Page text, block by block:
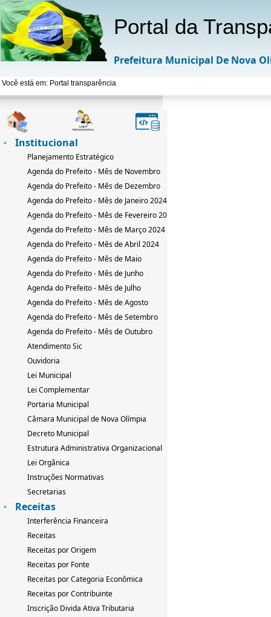
Portal da
Prefeitura Municipal De Nova
Você está em: Portal transparência
Institucional
Planejamento Estratégico
Agenda do Prefeito - Mês de Novembro
Agenda do Prefeito - Mês de Dezembro
Agenda do Prefeito - Mês de Janeiro 2024
Agenda do Prefeito - Mês de Fevereiro 2024
Agenda do Prefeito - Mês de Março 2024
Agenda do Prefeito - Mês de Abril 2024
Agenda do Prefeito - Mês de Maio
Agenda do Prefeito - Mês de Junho
Agenda do Prefeito - Mês de Julho
Agenda do Prefeito - Mês de Agosto
Agenda do Prefeito - Mês de Setembro
Agenda do Prefeito - Mês de Outubro
Atendimento Sic
Ouvidoria
Lei Municipal
Lei Complementar
Portaria Municipal
Câmara Municipal de Nova Olímpia
Decreto Municipal
Estrutura Administrativa Organizacional
Lei Orgânica
Instruções Normativas
Secretarias
Receitas
Interferência Financeira
Receitas
Receitas por Origem
Receitas por Fonte
Receitas por Categoria Econômica
Receitas por Contribuinte
Inscrição Divida Ativa Tributaria